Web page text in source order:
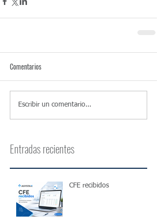
Comentarios
Escribir un comentario...
Entradas recientes
CFE recibidos